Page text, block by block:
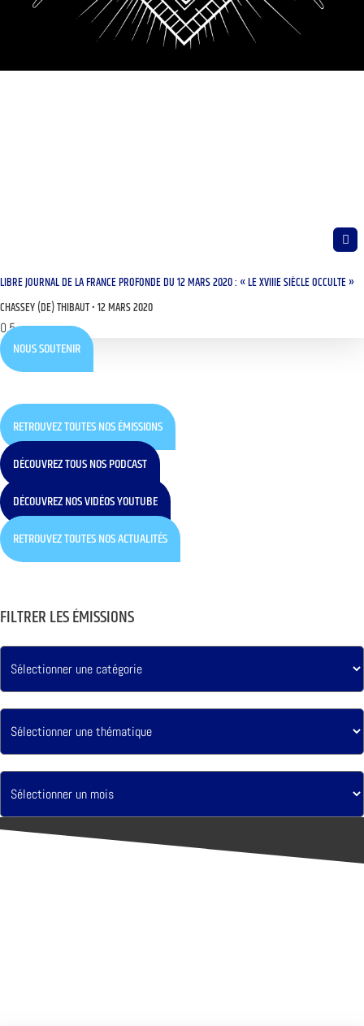
LIBRE JOURNAL DE LA FRANCE PROFONDE DU 12 MARS 2020 : « LE XVIIIE SIÈCLE OCCULTE »
CHASSEY (DE) THIBAUT 12 MARS 2020
NOUS SOUTENIR
RETROUVEZ TOUTES NOS ÉMISSIONS
DÉCOUVREZ TOUS NOS PODCAST
DÉCOUVREZ NOS VIDÉOS YOUTUBE
RETROUVEZ TOUTES NOS ACTUALITÉS
FILTRER LES ÉMISSIONS